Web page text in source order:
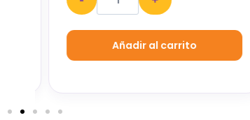
Añadir al carrito